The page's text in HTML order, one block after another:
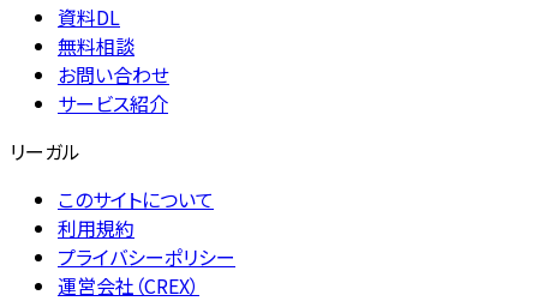
資料DL
無料相談
お問い合わせ
サービス紹介
リーガル
このサイトについて
利用規約
プライバシーポリシー
運営会社（CREX）